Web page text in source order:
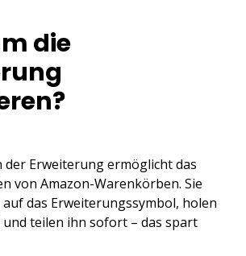
die
der Erweiterung ermöglicht das
von Amazon-Warenkörben. Sie
das Erweiterungssymbol, holen
und teilen ihn sofort – das spart